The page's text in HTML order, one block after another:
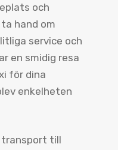
och
hand om
service och
en smidig resa
för dina
enkelheten
transport till